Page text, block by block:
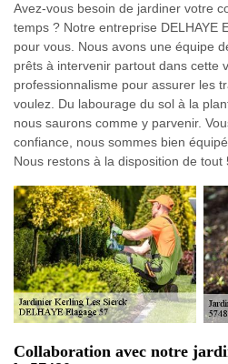
Avez-vous besoin de jardiner votre
temps ? Notre entreprise DELHAYE
pour vous. Nous avons une équipe
prêts à intervenir partout dans cette
professionnalisme pour assurer les
voulez. Du labourage du sol à la
nous saurons comme y parvenir.
confiance, nous sommes bien
Nous restons à la disposition de tout
Collaboration avec notre